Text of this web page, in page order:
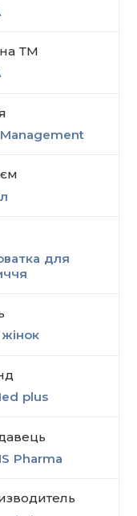
ТМ
для
plus
Pharma